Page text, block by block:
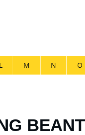
L M N O